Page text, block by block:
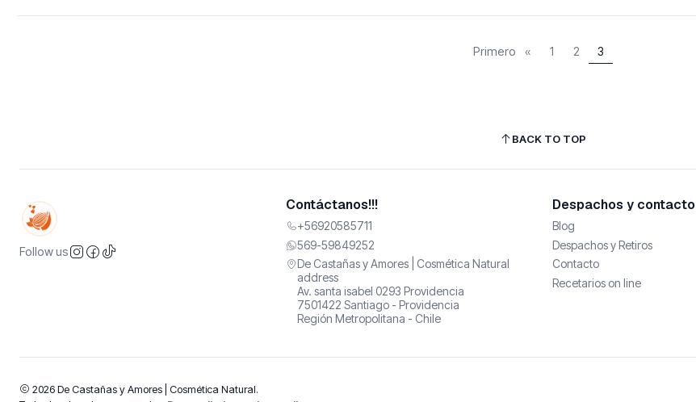
Primero « 1 2 3
BACK TO TOP
Follow us
Contáctanos!!!
+56920585711
569-59849252
De Castañas y Amores | Cosmética Natural
address
Av. santa isabel 0293 Providencia
7501422 Santiago - Providencia
Región Metropolitana - Chile
Despachos y contacto
Blog
Despachos y Retiros
Contacto
Recetarios on line
2026 De Castañas y Amores | Cosmética Natural.